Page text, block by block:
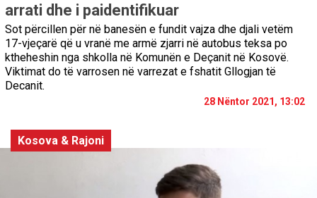
arrati dhe i paidentifikuar
Sot përcillen për në banesën e fundit vajza dhe djali vetëm
17-vjeçarë që u vranë me armë zjarri në autobus teksa po
ktheheshin nga shkolla në Komunën e Deçanit në Kosovë.
Viktimat do të varrosen në varrezat e fshatit Gllogjan të
Decanit.
28 Nëntor 2021, 13:02
Kosova & Rajoni